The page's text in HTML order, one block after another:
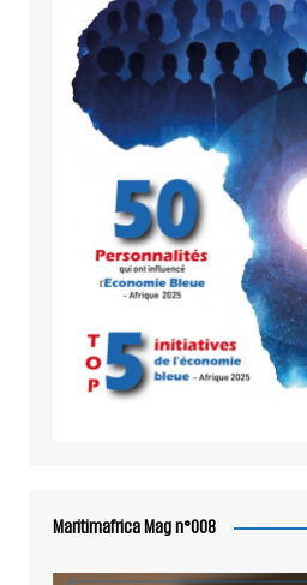
Maritimafrica Mag n°008